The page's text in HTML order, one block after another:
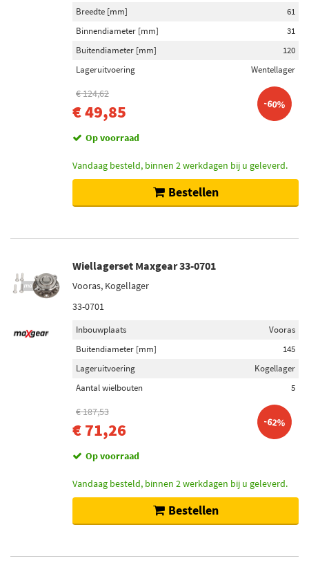
Breedte [mm]
61
Binnendiameter [mm]
31
Buitendiameter [mm]
120
Lageruitvoering
Wentellager
€ 124,62
€ 49,85 -60%
Op voorraad
Vandaag besteld, binnen 2 werkdagen bij u geleverd.
Bestellen
Wiellagerset Maxgear 33-0701
Vooras, Kogellager
33-0701
Inbouwplaats
Vooras
Buitendiameter [mm]
145
Lageruitvoering
Kogellager
Aantal wielbouten
5
€ 187,53
€ 71,26 -62%
Op voorraad
Vandaag besteld, binnen 2 werkdagen bij u geleverd.
Bestellen